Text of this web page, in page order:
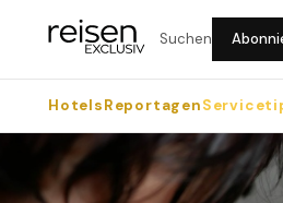
Suchen
HotelsReportagen